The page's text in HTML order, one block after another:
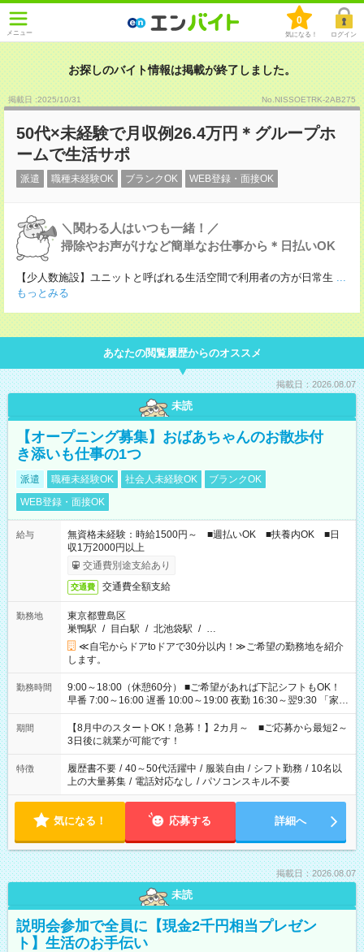
メニュー
0
気になる！ ログイン
お探しのバイト情報は掲載が終了しました。
掲載日 :2025/10/31 No.NISSOETRK-2AB275
50代×未経験で月収例26.4万円＊グループホ
ームで生活サポ
派遣 職種未経験OK ブランクOK WEB登録・面接OK
＼関わる人はいつも一緒！／
掃除やお声がけなど簡単なお仕事から＊日払いOK
【少人数施設】ユニットと呼ばれる生活空間で利用者の方が日常生 ...
もっとみる
あなたの閲覧履歴からのオススメ
掲載日：2026.08.07
未読
【オープニング募集】おばあちゃんのお散歩付
き添いも仕事の1つ
派遣 職種未経験OK 社会人未経験OK
ブランクOK
WEB登録・面接OK
給与
無資格未経験：時給1500円～ ■週払いOK ■扶養内OK ■日
収1万2000円以上
交通費別途支給あり
交通費 交通費全額支給
勤務地
東京都豊島区
巣鴨駅 / 目白駅 / 北池袋駅 / …
≪自宅からドアtoドアで30分以内！≫ご希望の勤務地を紹介
します。
勤務時間
9:00～18:00（休憩60分） ■ご希望があれば下記シフトもOK！
早番 7:00～16:00 遅番 10:00～19:00 夜勤 16:30～翌9:30 「家族
と休みを合わせたい」 「余裕を持って夕飯の準備がしたい」
「できれば残業はしたくない」 など、ご希望を教えてください
ね。 ※Wワーク希望の方へ 今ご覧のお仕事で希望する勤務時間
と、もう1つのお仕事の勤務時間。 合計で週40時間を超える場
合は応募できません。
期間
【8月中のスタートOK！急募！】2カ月～ ■ご応募から最短2～
3日後に就業が可能です！
特徴 履歴書不要 / 40～50代活躍中 / 服装自由 / シフト勤務 / 10名以
上の大量募集 / 電話対応なし / パソコンスキル不要
気になる！ 応募する 詳細へ
掲載日：2026.08.07
未読
説明会参加で全員に【現金2千円相当プレゼン
ト】生活のお手伝い